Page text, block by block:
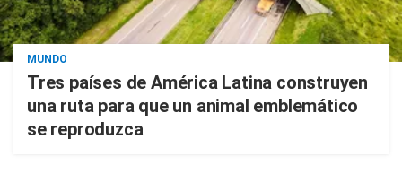
MUNDO
Tres países de América Latina construyen
una ruta para que un animal emblemático
se reproduzca